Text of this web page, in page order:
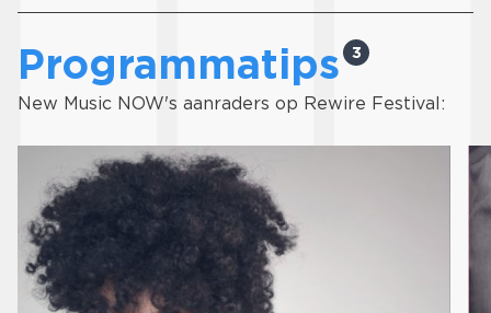
Programmatips3
New Music NOW's aanraders op Rewire Festival: